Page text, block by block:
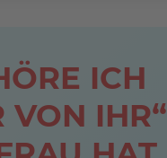
ICH
VON IHR“